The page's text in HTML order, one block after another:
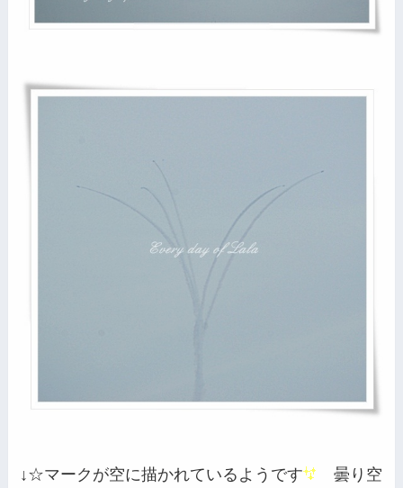
↓☆マークが空に描かれているようです
曇り空